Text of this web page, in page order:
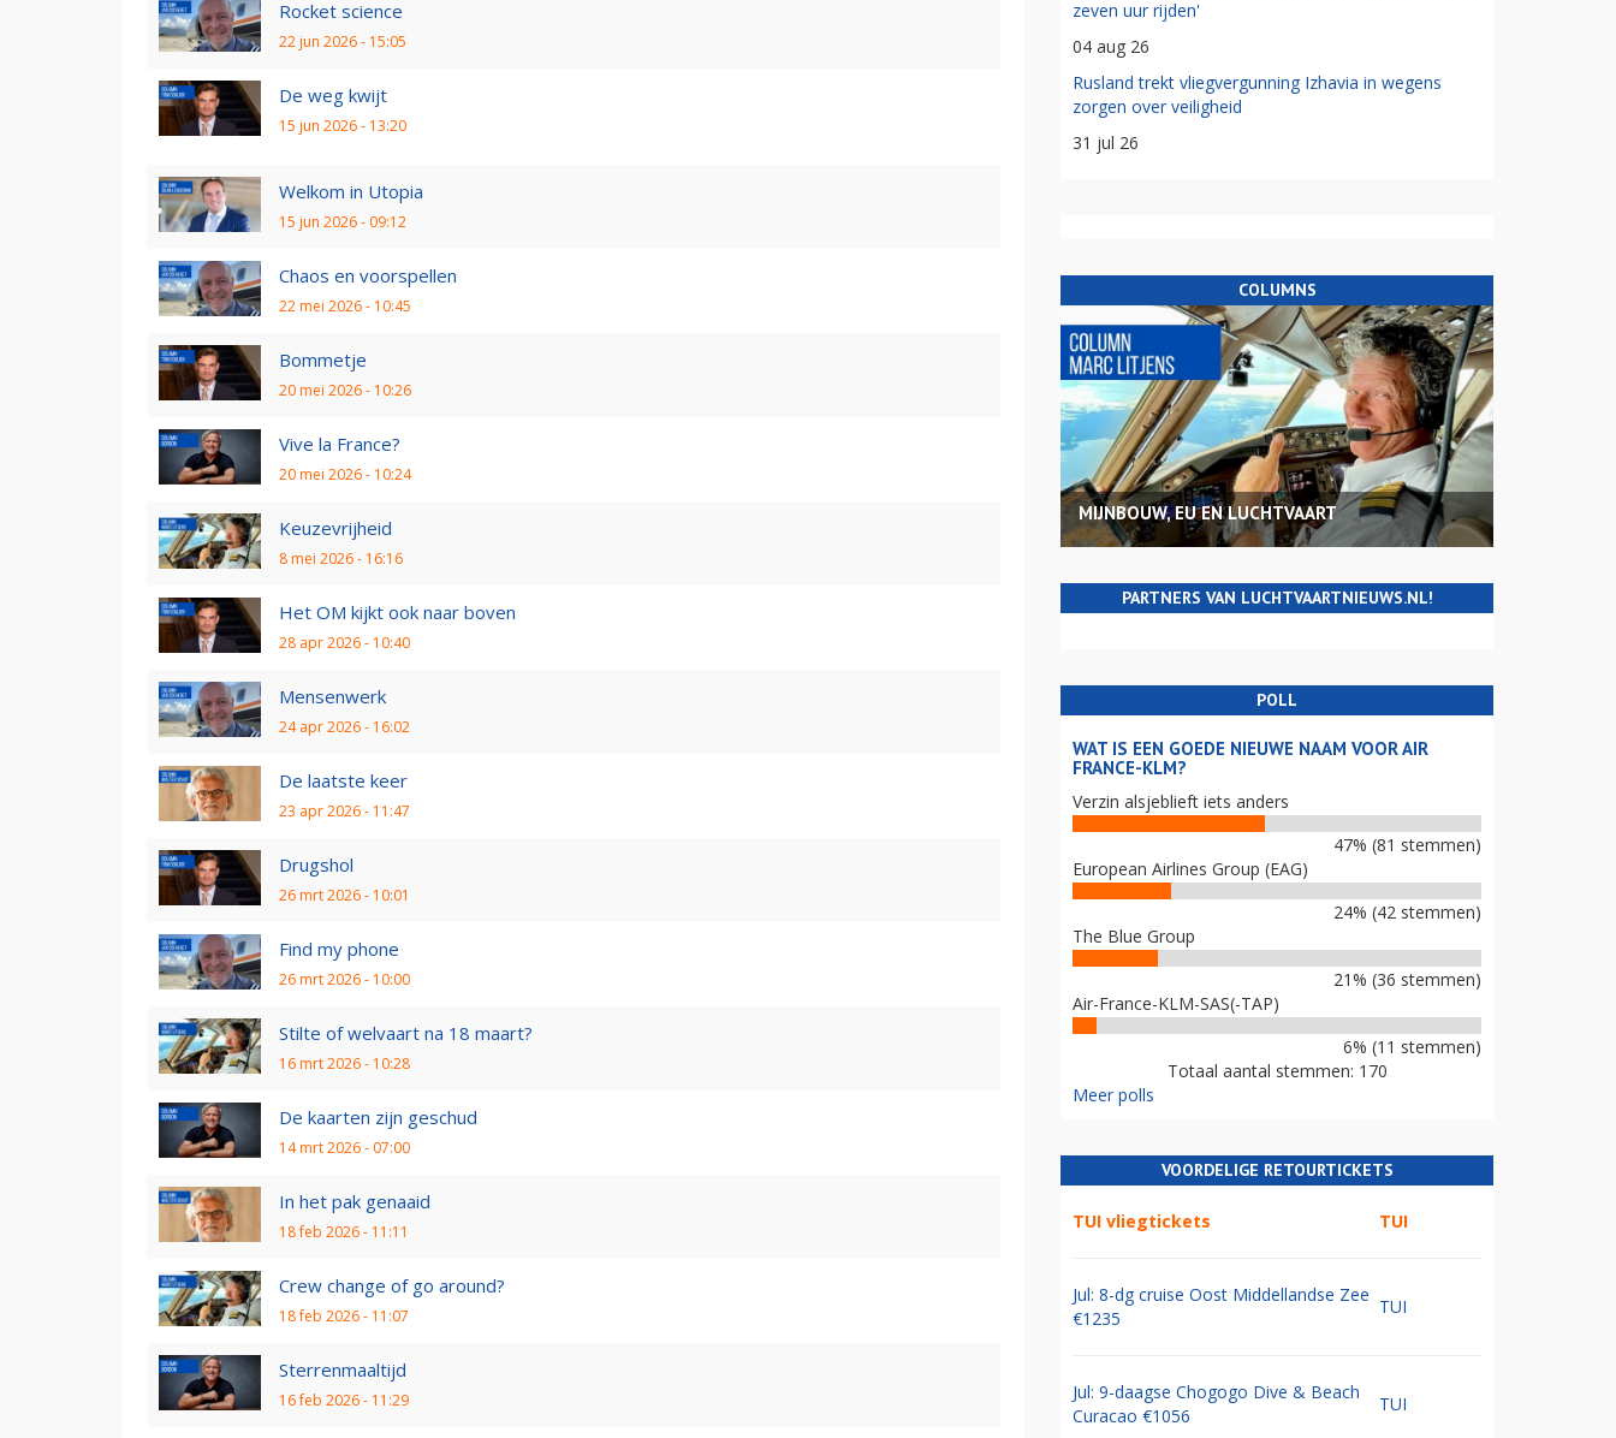
Rocket science
22 jun 2026 - 15:05
De weg kwijt
15 jun 2026 - 13:20
Welkom in Utopia
15 jun 2026 - 09:12
Chaos en voorspellen
22 mei 2026 - 10:45
Bommetje
20 mei 2026 - 10:26
Vive la France?
20 mei 2026 - 10:24
Keuzevrijheid
8 mei 2026 - 16:16
Het OM kijkt ook naar boven
28 apr 2026 - 10:40
Mensenwerk
24 apr 2026 - 16:02
De laatste keer
23 apr 2026 - 11:47
Drugshol
26 mrt 2026 - 10:01
Find my phone
26 mrt 2026 - 10:00
Stilte of welvaart na 18 maart?
16 mrt 2026 - 10:28
De kaarten zijn geschud
14 mrt 2026 - 07:00
In het pak genaaid
18 feb 2026 - 11:11
Crew change of go around?
18 feb 2026 - 11:07
Sterrenmaaltijd
16 feb 2026 - 11:29
zeven uur rijden'
04 aug 26
Rusland trekt vliegvergunning Izhavia in wegens
zorgen over veiligheid
31 jul 26
COLUMNS
MIJNBOUW, EU EN LUCHTVAART
PARTNERS VAN LUCHTVAARTNIEUWS.NL!
POLL
WAT IS EEN GOEDE NIEUWE NAAM VOOR AIR
FRANCE-KLM?
Verzin alsjeblieft iets anders
47% (81 stemmen)
European Airlines Group (EAG)
24% (42 stemmen)
The Blue Group
21% (36 stemmen)
Air-France-KLM-SAS(-TAP)
6% (11 stemmen)
Totaal aantal stemmen: 170
Meer polls
VOORDELIGE RETOURTICKETS
TUI vliegtickets TUI
Jul: 8-dg cruise Oost Middellandse Zee
€1235
TUI
Jul: 9-daagse Chogogo Dive & Beach
Curacao €1056
TUI